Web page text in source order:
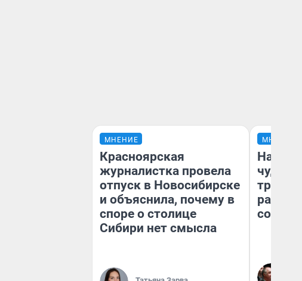
МНЕНИЕ
Красноярская
журналистка провела
отпуск в Новосибирске
и объяснила, почему в
споре о столице
Сибири нет смысла
МНЕНИЕ
чудом